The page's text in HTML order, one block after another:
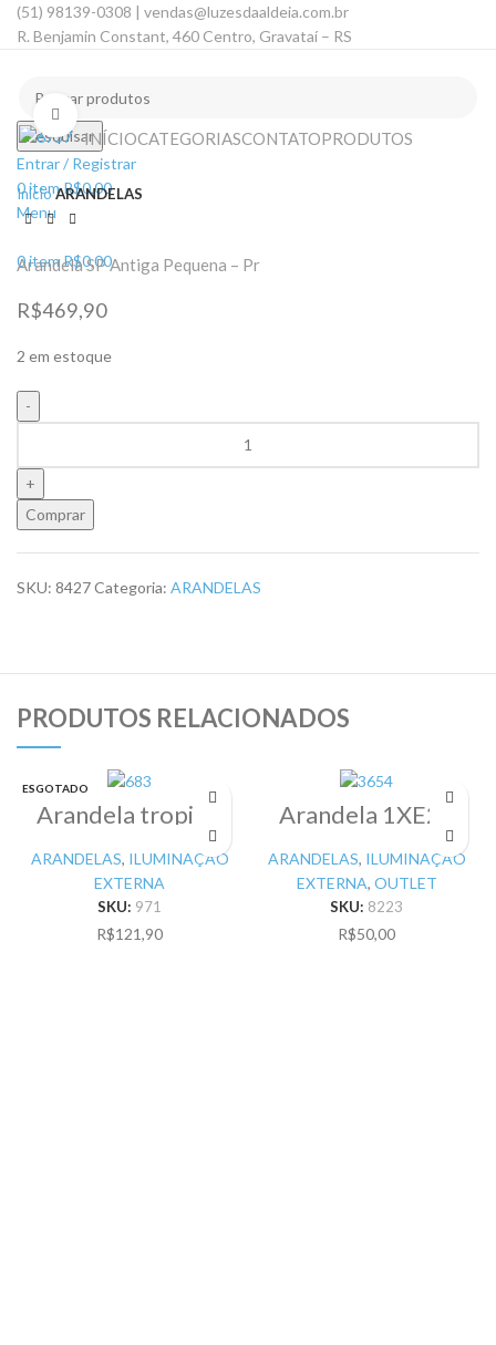
(51) 98139-0308 | vendas@luzesdaaldeia.com.br
R. Benjamin Constant, 460 Centro, Gravataí – RS
Pesquisar
Entrar / Registrar
0item R$0,00
Menu
0itemR$0,00
INÍCIOCATEGORIASCONTATOPRODUTOS
InícioARANDELAS
Arandela SP Antiga Pequena – Pr
R$469,90
2 em estoque
Comprar
SKU: 8427Categoria: ARANDELAS
PRODUTOS RELACIONADOS
ESGOTADO
Arandela tropical
branca – Pr
ARANDELAS, ILUMINAÇÃO
EXTERNA
SKU: 971
R$121,90
Arandela 1XE27
100W Aluminio
Preto – Pr
ARANDELAS, ILUMINAÇÃO
EXTERNA, OUTLET
SKU: 8223
R$50,00